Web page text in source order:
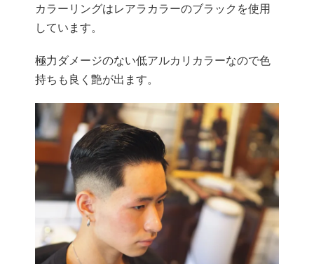
カラーリングはレアラカラーのブラックを使用
しています。
極力ダメージのない低アルカリカラーなので色
持ちも良く艶が出ます。